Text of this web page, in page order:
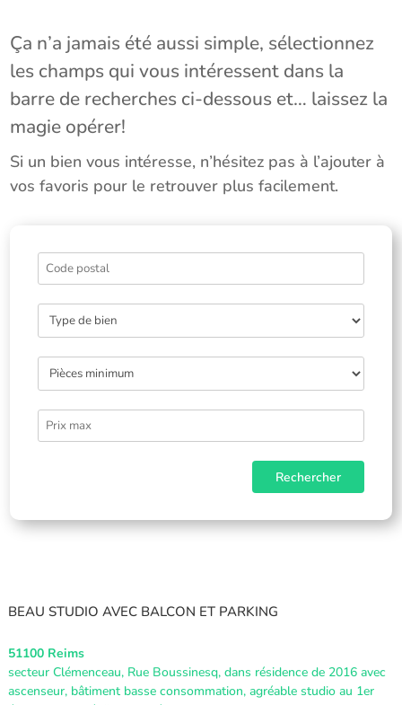
Ça n’a jamais été aussi simple, sélectionnez
les champs qui vous intéressent dans la
barre de recherches ci-dessous et… laissez la
magie opérer!
Si un bien vous intéresse, n’hésitez pas à l’ajouter à
vos favoris pour le retrouver plus facilement.
BEAU STUDIO AVEC BALCON ET PARKING
51100 Reims
secteur Clémenceau, Rue Boussinesq, dans résidence de 2016 avec
ascenseur, bâtiment basse consommation, agréable studio au 1er